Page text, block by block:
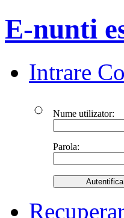
E-nunti
Intrare
Nume utilizator:
Parola: